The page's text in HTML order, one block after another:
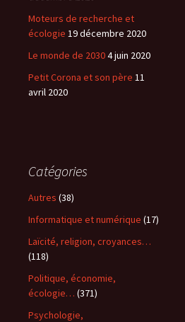
Moteurs de recherche et
écologie 19 décembre 2020
Le monde de 20304 juin 2020
Petit Corona et son père 11
avril 2020
Catégories
Autres (38)
Informatique et numérique (17)
Laïcité, religion, croyances…
(118)
Politique, économie,
écologie… (371)
Psychologie,